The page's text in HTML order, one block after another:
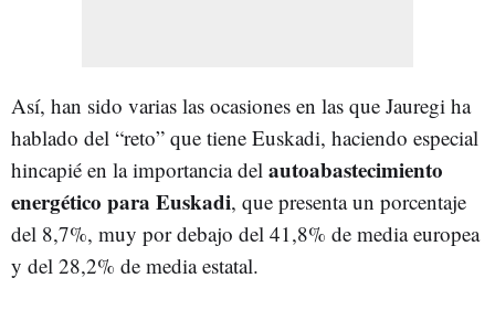
Así, han sido varias las ocasiones en las que Jauregi ha
hablado del “reto” que tiene Euskadi, haciendo especial
hincapié en la importancia del autoabastecimiento
energético para Euskadi, que presenta un porcentaje
del 8,7%, muy por debajo del 41,8% de media europea
y del 28,2% de media estatal.